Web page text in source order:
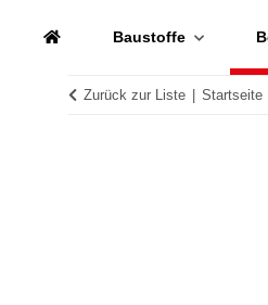
Baustoffe
Zurück zur Liste Startseite